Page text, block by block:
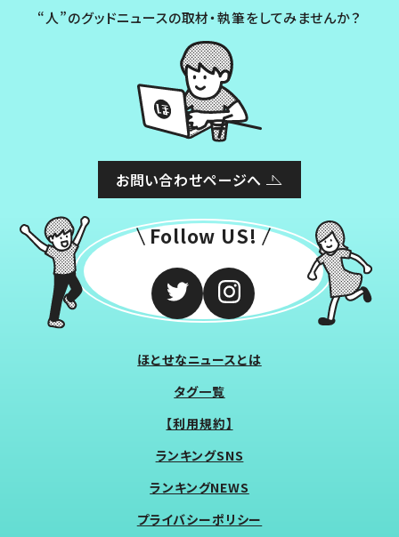
“人”のグッドニュースの取材・執筆をしてみませんか？
お問い合わせページへ
Follow US!
ほとせなニュースとは
タグ一覧
【利用規約】
ランキングSNS
ランキングNEWS
プライバシーポリシー